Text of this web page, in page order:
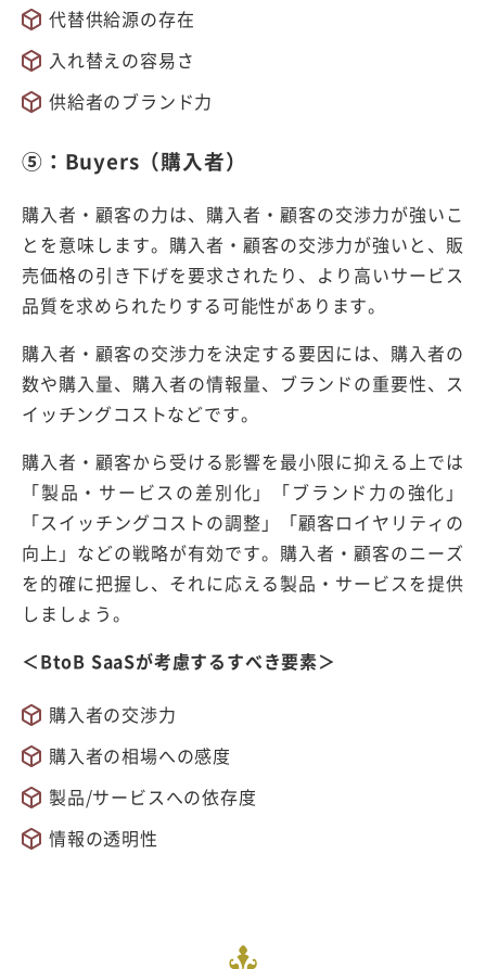
代替供給源の存在
入れ替えの容易さ
供給者のブランド力
⑤：Buyers（購入者）
購入者・顧客の力は、購入者・顧客の交渉力が強いこ
とを意味します。購入者・顧客の交渉力が強いと、販
売価格の引き下げを要求されたり、より高いサービス
品質を求められたりする可能性があります。
購入者・顧客の交渉力を決定する要因には、購入者の
数や購入量、購入者の情報量、ブランドの重要性、ス
イッチングコストなどです。
購入者・顧客から受ける影響を最小限に抑える上では
「製品・サービスの差別化」「ブランド力の強化」
「スイッチングコストの調整」「顧客ロイヤリティの
向上」などの戦略が有効です。購入者・顧客のニーズ
を的確に把握し、それに応える製品・サービスを提供
しましょう。
＜BtoB SaaSが考慮するすべき要素＞
購入者の交渉力
購入者の相場への感度
製品/サービスへの依存度
情報の透明性